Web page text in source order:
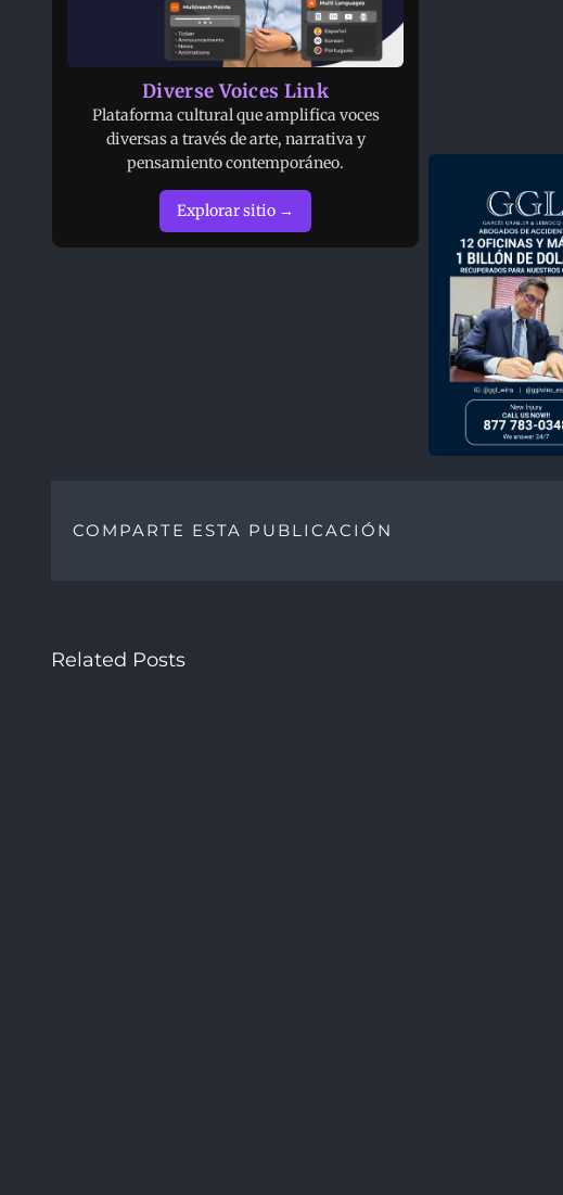
Diverse Voices Link
Plataforma cultural que amplifica voces
diversas a través de arte, narrativa y
pensamiento contemporáneo.
Explorar sitio →
COMPARTE ESTA PUBLICACIÓN
Related Posts